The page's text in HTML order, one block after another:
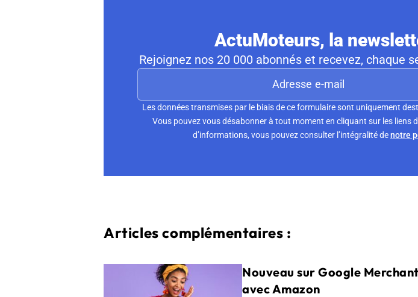
ActuMoteurs, la
Rejoignez nos 20 000 abonnés et recevez, chaque
Les données transmises par le biais de ce formulaire sont uniquement
Vous pouvez vous désabonner à tout moment en cliquant sur les
d’informations, vous pouvez consulter l’intégralité denotre
Articles complémentaires :
Nouveau sur Google
avec Amazon